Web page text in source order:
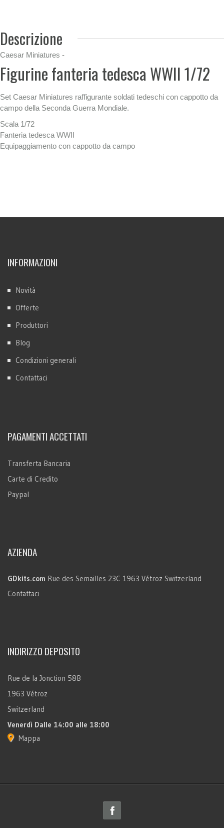
Descrizione
Caesar Miniatures -
Figurine fanteria tedesca WWII 1/72
Set Caesar Miniatures raffigurante soldati tedeschi con cappotto da
campo della Seconda Guerra Mondiale.
Scala 1/72
Fanteria tedesca WWII
Equipaggiamento con cappotto da campo
INFORMAZIONI
Novità
Offerte
Produttori
Blog
Condizioni generali
Contattaci
PAGAMENTI ACCETTATI
Transferta Bancaria
Carte di Credito
Paypal
AZIENDA
GDkits.com Rue des Semailles 23C 1963 Vétroz Switzerland
Contattaci
INDIRIZZO DEPOSITO
Rue de la Jonction 58B
1963 Vétroz
Switzerland
Venerdì Dalle 14:00 alle 18:00
Mappa